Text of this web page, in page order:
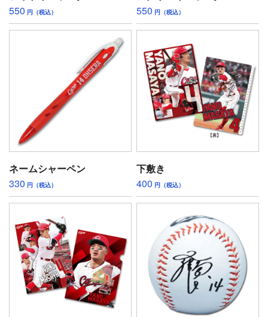
550 円（税込）
550 円（税込）
ネームシャーペン
330 円（税込）
下敷き
400 円（税込）